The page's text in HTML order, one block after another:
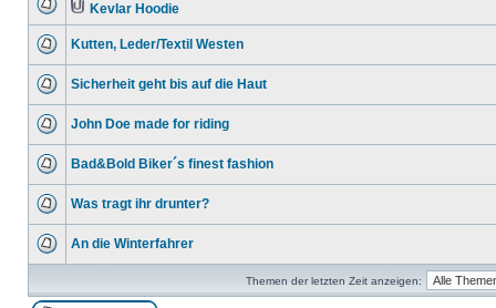
Kevlar Hoodie
Kutten, Leder/Textil Westen
Sicherheit geht bis auf die Haut
John Doe made for riding
Bad&Bold Biker´s finest fashion
Was tragt ihr drunter?
An die Winterfahrer
Themen der letzten Zeit anzeigen: